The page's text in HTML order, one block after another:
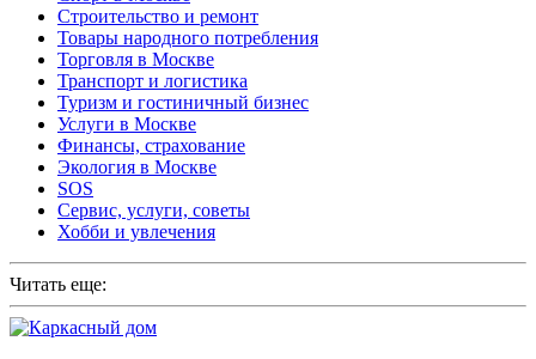
Строительство и ремонт
Товары народного потребления
Торговля в Москве
Транспорт и логистика
Туризм и гостиничный бизнес
Услуги в Москве
Финансы, страхование
Экология в Москве
SOS
Сервис, услуги, советы
Хобби и увлечения
Читать еще: